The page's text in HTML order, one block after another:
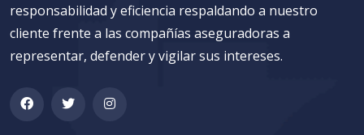
responsabilidad y eficiencia respaldando a nuestro
cliente frente a las compañías aseguradoras a
representar, defender y vigilar sus intereses.